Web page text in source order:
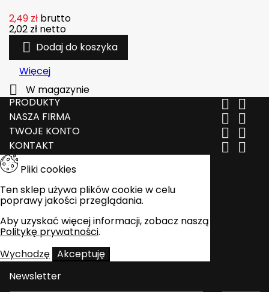
2,49 zł brutto
2,02 zł netto
 Dodaj do koszyka
Więcej

W magazynie
PRODUKTY
 
NASZA FIRMA  
TWOJE KONTO  
KONTAKT  
Pliki cookies
Ten sklep używa plików cookie w celu
poprawy jakości przeglądania.
Aby uzyskać więcej informacji, zobacz naszą
Politykę prywatności.
Wychodzę Akceptuję
Newsletter